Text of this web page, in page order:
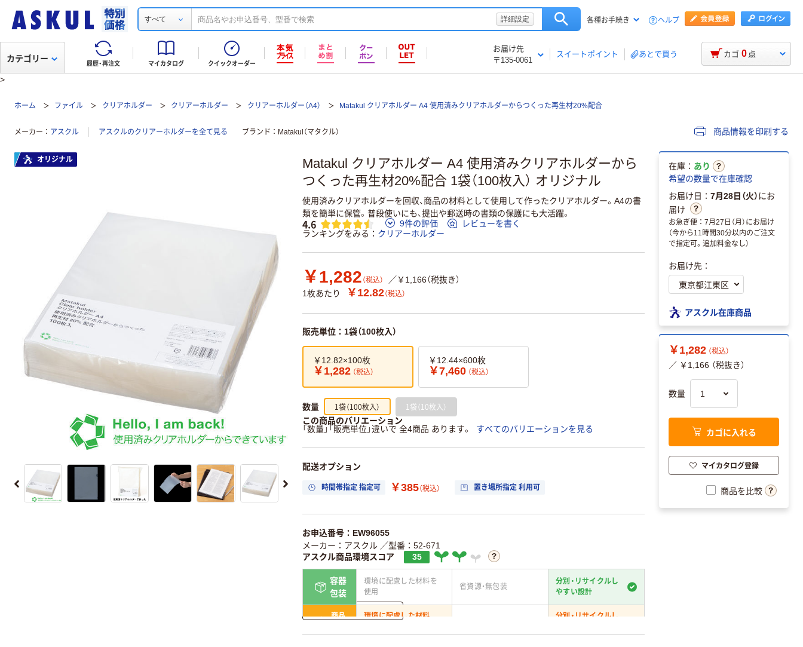
すべて 詳細設定 各種お手続き ヘルプ
履歴・再注文 マイカタログ クイックオーダー
お届け先
〒135-0061
スイートポイント あとで買う
カテゴリー カゴ 0 点
>
ホーム ファイル クリアホルダー クリアーホルダー クリアーホルダー（A4） Matakul クリアホルダー A4 使用済みクリアホルダーからつくった再生材20%配合
メーカー アスクル アスクルのクリアーホルダーを全て見る ブランド Matakul（マタクル） 商品情報を印刷する
Matakul クリアホルダー A4 使用済みクリアホルダーから
つくった再生材20%配合 1袋（100枚入） オリジナル
使用済みクリアホルダーを回収、商品の材料として使用して作ったクリアホルダー。A4の書
類を簡単に保管。普段使いにも、提出や郵送時の書類の保護にも大活躍。
4.6 9件の評価
レビューを書く
ランキングをみる
クリアーホルダー
￥1,282 （税込）
／￥1,166（税抜き）
1枚あたり
￥12.82（税込）
販売単位：1袋（100枚入）
￥12.82×100枚
￥1,282 （税込）
￥12.44×600枚
￥7,460 （税込）
数量 1袋（100枚入） 1袋（10枚入）
この商品のバリエーション
「数量」「販売単位」違いで 全4商品 あります。
すべてのバリエーションを見る
配送オプション
時間帯指定 指定可 ￥385（税込） 置き場所指定 利用可
お申込番号：EW96055
メーカー：アスクル ／型番：52-671
アスクル商品環境スコア
35
容器
包装
環境に配慮した材料を
使用
省資源・無包装
分別・リサイクルし
やすい設計
商品
環境に配慮した材料
分別・リサイクルし
詳しく見る
オリジナル
在庫： あり
希望の数量で在庫確認
お届け日： 7月28日（火）にお
届け
お急ぎ便：7月27日（月）にお届け
（今から11時間30分以内のご注文
で指定可。追加料金なし）
お届け先：
アスクル在庫商品
￥1,282 （税込）
／ ￥1,166 （税抜き）
数量
カゴに入れる
マイカタログ登録
商品を比較